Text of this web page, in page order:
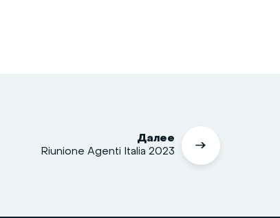
Далее
Riunione Agenti Italia 2023